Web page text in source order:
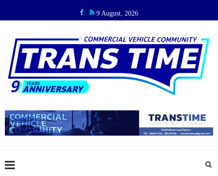
9 August, 2026